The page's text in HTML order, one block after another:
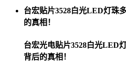
台宏贴片3528白光LED灯珠
的真相！
台宏光电贴片3528白光LED
背后的真相！